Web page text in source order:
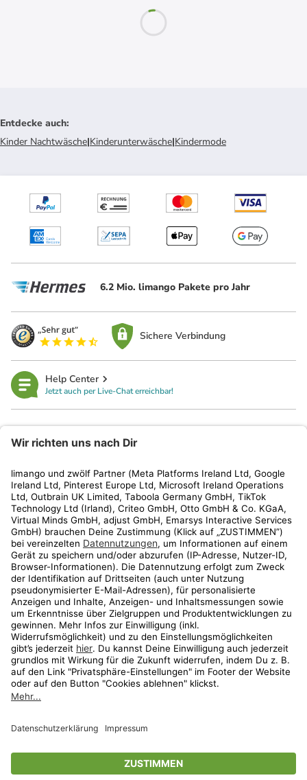
Entdecke auch:
Kinder Nachtwäsche|Kinderunterwäsche|Kindermode
6.2 Mio. limango Pakete pro Jahr
Sichere Verbindung
Help Center
Jetzt auch per Live-Chat erreichbar!
Kundenservice
Shop
Aktionen
Travel
* Streichpreise entsprechen der unverbindlichen Preisempfehlung des